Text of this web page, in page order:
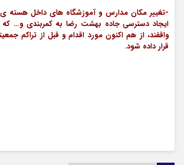
-تغییر مکان مدارس و آموزشگاه های داخل هسته
ایجاد دسترسی جاده بهشت رضا به کمربندی و… که
واقفند، از هم اکنون مورد اقدام و قبل از تراکم
قرار داده شود.